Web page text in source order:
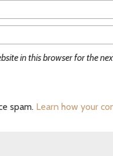
in this browser for the
spam. Learn how your